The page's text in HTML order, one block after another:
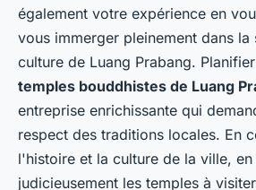
également votre expérience en
vous immerger pleinement dans la
culture de Luang Prabang.
temples bouddhistes de Luang
entreprise enrichissante qui
respect des traditions locales. En
l'histoire et la culture de la ville,
judicieusement les temples à